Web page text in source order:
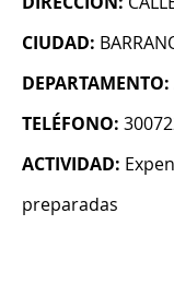
CIUDAD:
DEPARTAMENTO:
TELÉFONO:
ACTIVIDAD:
preparadas